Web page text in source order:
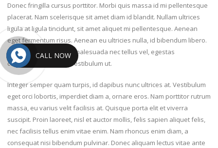
Donec fringilla cursus porttitor. Morbi quis massa id mi pellentesque
placerat. Nam scelerisque sit amet diam id blandit. Nullam ultrices
ligula at ligula tincidunt, sit amet aliquet mi pellentesque. Aenean
eget fermentum risus. Aenean eu ultricies nulla, id bibendum libero.
Vestibulum dui augue, malesuada nec tellus vel, egestas
condimentum ipsum. Vestibulum ut.
Integer semper quam turpis, id dapibus nunc ultrices at. Vestibulum
eget orci lobortis, imperdiet diam a, ornare eros. Nam porttitor rutrum
massa, eu varius velit facilisis at. Quisque porta elit et viverra
suscipit. Proin laoreet, nisl et auctor mollis, felis sapien aliquet felis,
nec facilisis tellus enim vitae enim. Nam rhoncus enim diam, a
consequat nisi bibendum pulvinar. Donec aliquam lectus vitae ante
CALL NOW